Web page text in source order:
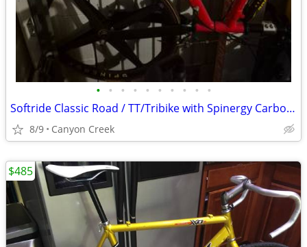
• • • • • • • • • •
Softride Classic Road / TT/Tribike with Spinergy Carbons and extras
8/9 Canyon Creek
$485